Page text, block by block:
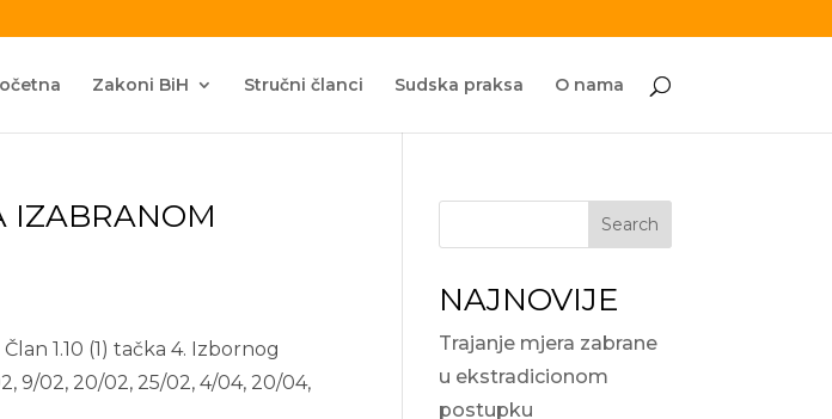
Zakoni BiH Stručni članci Sudska praksa O nama
IZABRANOM
1.10 (1) tačka 4. Izbornog
9/02, 20/02, 25/02, 4/04, 20/04,
Search
NAJNOVIJE
Trajanje mjera zabrane
u ekstradicionom
postupku